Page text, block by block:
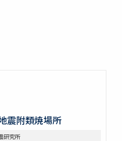
震附類焼場所
研究所